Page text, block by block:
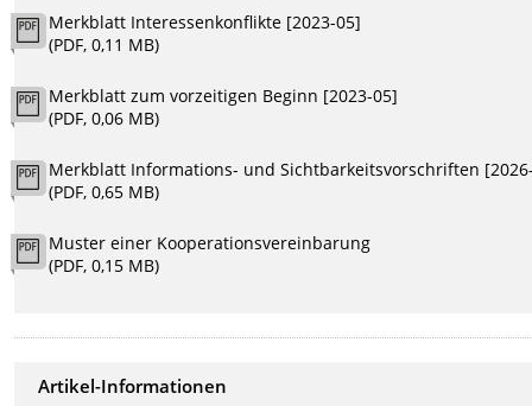
Merkblatt Interessenkonflikte [2023-05]
(PDF, 0,11 MB)
Merkblatt zum vorzeitigen Beginn [2023-05]
(PDF, 0,06 MB)
Merkblatt Informations- und Sichtbarkeitsvorschriften
(PDF, 0,65 MB)
Muster einer Kooperationsvereinbarung
(PDF, 0,15 MB)
Artikel-Informationen